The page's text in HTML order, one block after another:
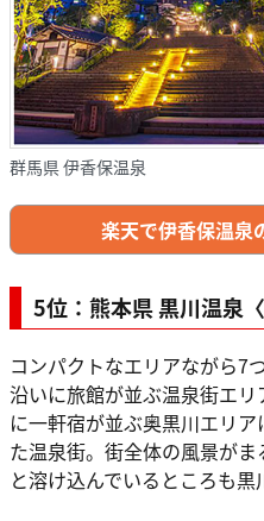
群馬県 伊香保温泉
楽天で伊香保温泉
5位：熊本県 黒川温泉
コンパクトなエリアながら7
沿いに旅館が並ぶ温泉街エ
に一軒宿が並ぶ奥黒川エリ
た温泉街。街全体の風景が
と溶け込んでいるところも黒